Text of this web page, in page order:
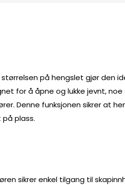
på hengslet gjør den
for å åpne og lukke jevnt,
Denne funksjonen sikrer at
plass.
sikrer enkel tilgang til